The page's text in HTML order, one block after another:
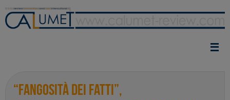
content
“Fangosità dei fatti”,